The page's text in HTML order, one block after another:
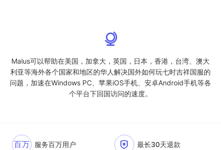
Malus可以帮助在美国，加拿大，英国，日本，香港，台湾、澳大
利亚等海外各个国家和地区的华人解决国外如何玩七时吉祥国服的
问题，加速在Windows PC、苹果iOS手机、安卓Android手机等各
个平台下回国访问的速度。
百万 服务百万用户 最长30天退款